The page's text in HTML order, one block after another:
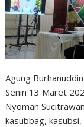
Agung
Senin 13 Maret
Nyoman
kasubbag,